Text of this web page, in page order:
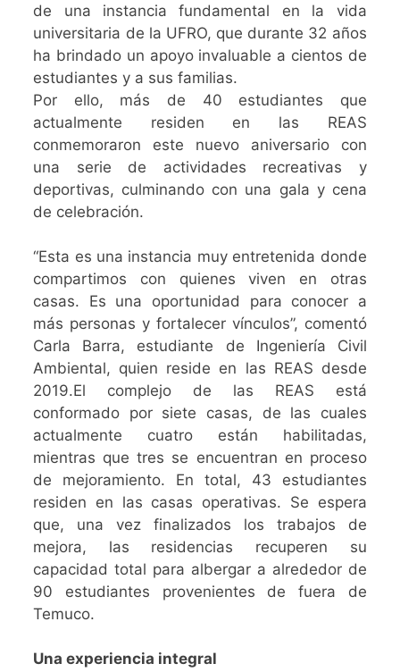
de una instancia fundamental en la vida
universitaria de la UFRO, que durante 32 años
ha brindado un apoyo invaluable a cientos de
estudiantes y a sus familias.
Por ello, más de 40 estudiantes que
actualmente residen en las REAS
conmemoraron este nuevo aniversario con
una serie de actividades recreativas y
deportivas, culminando con una gala y cena
de celebración.
“Esta es una instancia muy entretenida donde
compartimos con quienes viven en otras
casas. Es una oportunidad para conocer a
más personas y fortalecer vínculos”, comentó
Carla Barra, estudiante de Ingeniería Civil
Ambiental, quien reside en las REAS desde
2019.El complejo de las REAS está
conformado por siete casas, de las cuales
actualmente cuatro están habilitadas,
mientras que tres se encuentran en proceso
de mejoramiento. En total, 43 estudiantes
residen en las casas operativas. Se espera
que, una vez finalizados los trabajos de
mejora, las residencias recuperen su
capacidad total para albergar a alrededor de
90 estudiantes provenientes de fuera de
Temuco.
Una experiencia integral